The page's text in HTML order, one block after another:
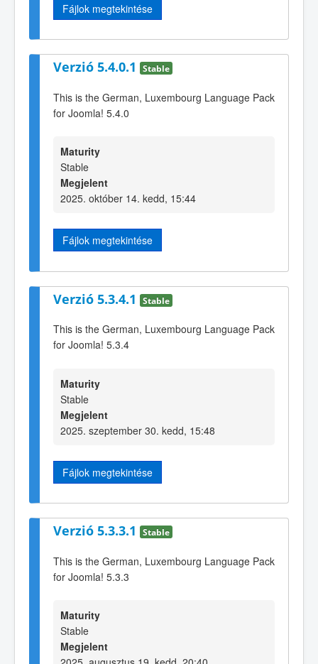
Fájlok megtekintése
Verzió 5.4.0.1 Stable
This is the German, Luxembourg Language Pack
for Joomla! 5.4.0
Maturity
Stable
Megjelent
2025. október 14. kedd, 15:44
Fájlok megtekintése
Verzió 5.3.4.1 Stable
This is the German, Luxembourg Language Pack
for Joomla! 5.3.4
Maturity
Stable
Megjelent
2025. szeptember 30. kedd, 15:48
Fájlok megtekintése
Verzió 5.3.3.1 Stable
This is the German, Luxembourg Language Pack
for Joomla! 5.3.3
Maturity
Stable
Megjelent